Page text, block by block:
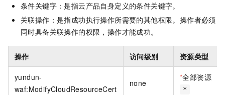
条件关键字：是指云产品自身定义的条件关键字。
关联操作：是指成功执行操作所需要的其他权限。操作者必须
同时具备关联操作的权限，操作才能成功。
操作 访问级别 资源类型
yundun-
waf:ModifyCloudResourceCert
none
*全部资源
*